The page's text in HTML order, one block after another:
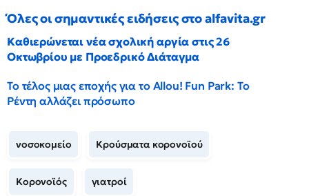
Όλες οι σημαντικές ειδήσεις στο alfavita.gr
Καθιερώνεται νέα σχολική αργία στις 26
Οκτωβρίου με Προεδρικό Διάταγμα
Το τέλος μιας εποχής για το Allou! Fun Park: Το
Ρέντη αλλάζει πρόσωπο
νοσοκομείο Κρούσματα κορονοϊού
Κορονοϊός γιατροί